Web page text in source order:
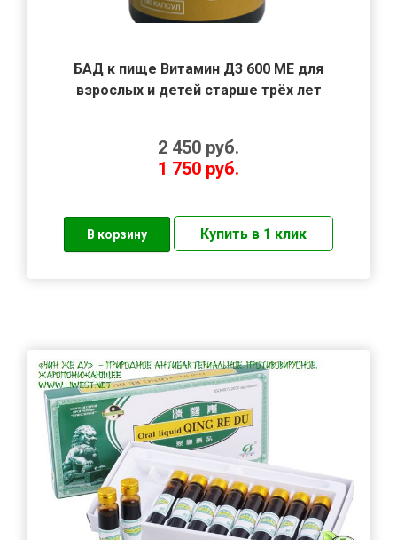
БАД к пище Витамин Д3 600 МЕ для
взрослых и детей старше трёх лет
2 450 руб.
1 750 руб.